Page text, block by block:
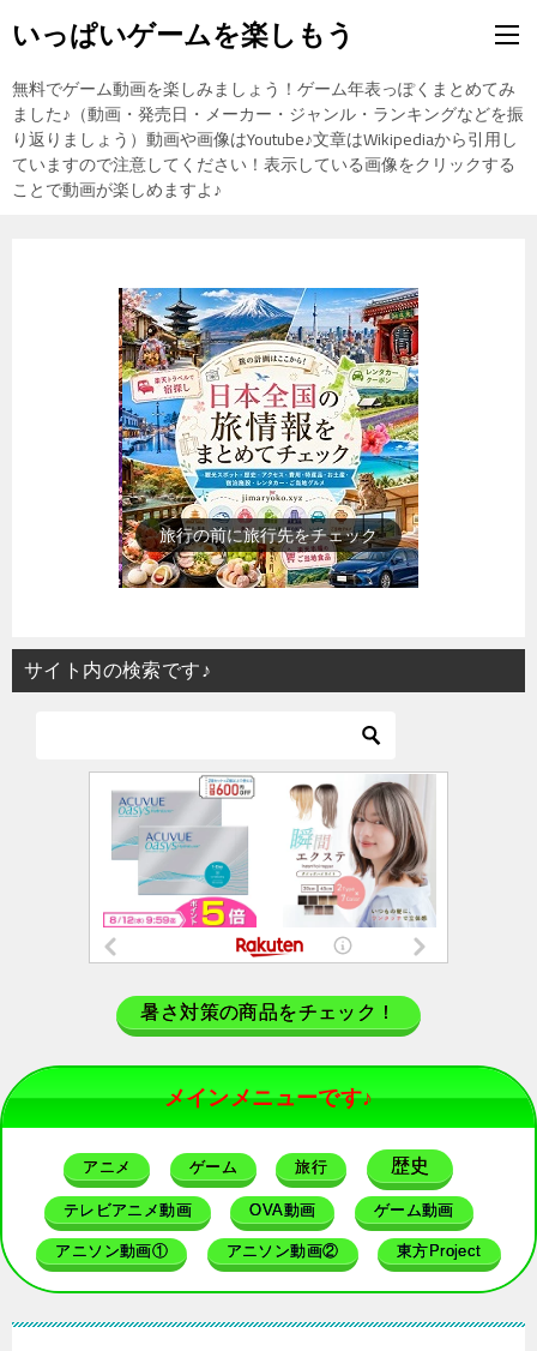
いっぱいゲームを楽しもう
無料でゲーム動画を楽しみましょう！ゲーム年表っぽくまとめてみ
ました♪（動画・発売日・メーカー・ジャンル・ランキングなどを振
り返りましょう）動画や画像はYoutube♪文章はWikipediaから引用し
ていますので注意してください！表示している画像をクリックする
ことで動画が楽しめますよ♪
歴史上の人物を動画で勉強
サイト内の検索です♪
暑さ対策の商品をチェック！
メインメニューです♪
アニメ ゲーム 旅行 歴史
テレビアニメ動画 OVA動画 ゲーム動画
アニソン動画① アニソン動画② 東方Project